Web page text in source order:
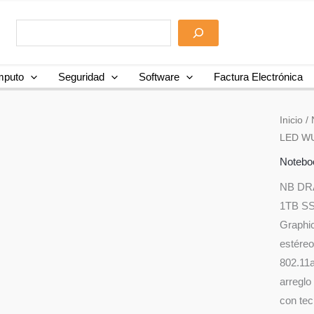
Seguridad Software Factura Electrónica
Inicio /
LED
NB
1TB
con